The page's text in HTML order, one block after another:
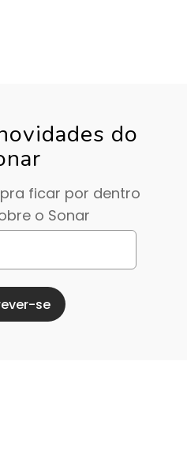
do
ficar por dentro
o Sonar
se